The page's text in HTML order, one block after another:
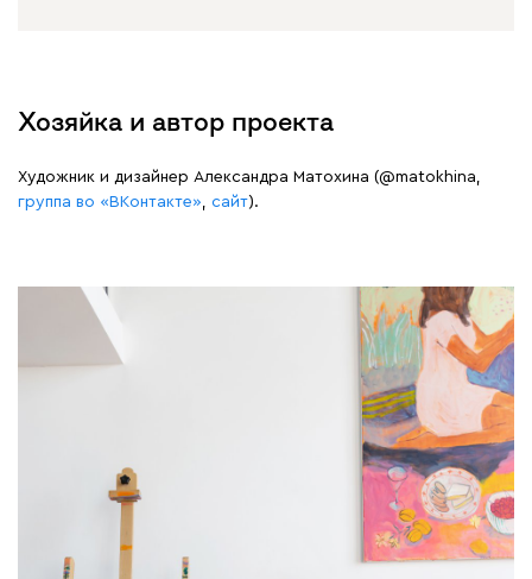
Хозяйка и автор проекта
Художник и дизайнер Александра Матохина (@matokhina,
группа во «ВКонтакте», сайт).